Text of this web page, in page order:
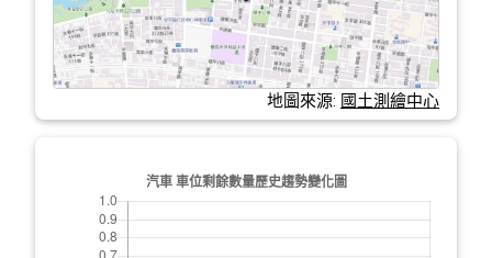
地圖來源: 國土測繪中心